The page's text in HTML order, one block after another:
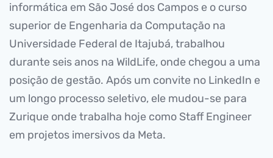
informática em São José dos Campos e o curso
superior de Engenharia da Computação na
Universidade Federal de Itajubá, trabalhou
durante seis anos na WildLife, onde chegou a uma
posição de gestão. Após um convite no LinkedIn e
um longo processo seletivo, ele mudou-se para
Zurique onde trabalha hoje como Staff Engineer
em projetos imersivos da Meta.